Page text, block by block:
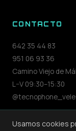
CONTACTO
642 35 44 83
951 06 93 36
Camino Viejo de
L–V 09:30–15:30
Usamos cookies